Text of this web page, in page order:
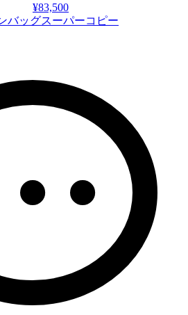
気
ゾン 55 キャビン
¥83,500
バッグスーパーコピー